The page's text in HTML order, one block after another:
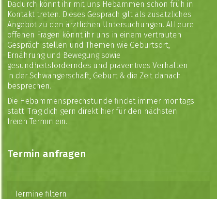
Dadurch könnt ihr mit uns Hebammen schon früh in
Kontakt treten. Dieses Gespräch gilt als zusätzliches
Angebot zu den ärztlichen Untersuchungen. All eure
offenen Fragen könnt ihr uns in einem vertrauten
Gespräch stellen und Themen wie Geburtsort,
Ernährung und Bewegung sowie
gesundheitsförderndes und präventives Verhalten
in der Schwangerschaft, Geburt & die Zeit danach
besprechen.
Die Hebammensprechstunde findet immer montags
statt. Trag dich gern direkt hier für den nächsten
freien Termin ein.
Termin anfragen
Termine filtern